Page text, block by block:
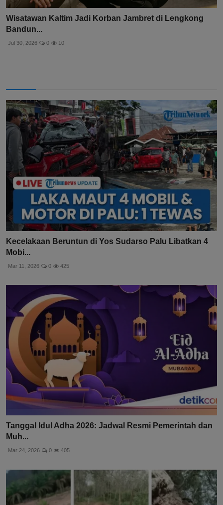
Wisatawan Kaltim Jadi Korban Jambret di Lengkong
Bandun...
Jul 30, 2026 0 10
Kecelakaan Beruntun di Yos Sudarso Palu Libatkan 4
Mobi...
Mar 11, 2026 0 425
Tanggal Idul Adha 2026: Jadwal Resmi Pemerintah dan
Muh...
Mar 24, 2026 0 405